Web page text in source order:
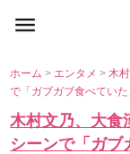
ホーム> エンタメ>木
で「ガブガブ食べてい
木村文乃、大
シーンで「ガブ